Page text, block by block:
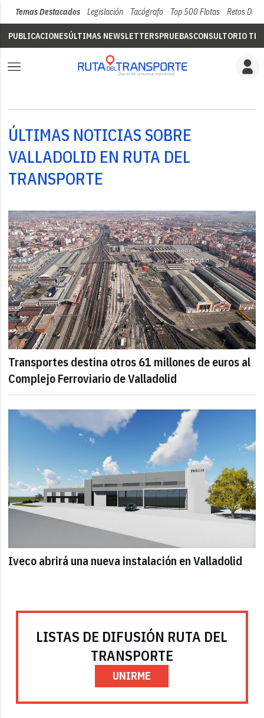
Temas Destacados Legislación Tacógrafo Top 500 Flotas Retos Del
PUBLICACIONESÚLTIMAS NEWSLETTERSPRUEBASCONSULTORIO
ÚLTIMAS NOTICIAS SOBRE
VALLADOLID EN RUTA DEL
TRANSPORTE
Transportes destina otros 61 millones de euros al
Complejo Ferroviario de Valladolid
Iveco abrirá una nueva instalación en Valladolid
LISTAS DE DIFUSIÓN RUTA DEL
TRANSPORTE
UNIRME